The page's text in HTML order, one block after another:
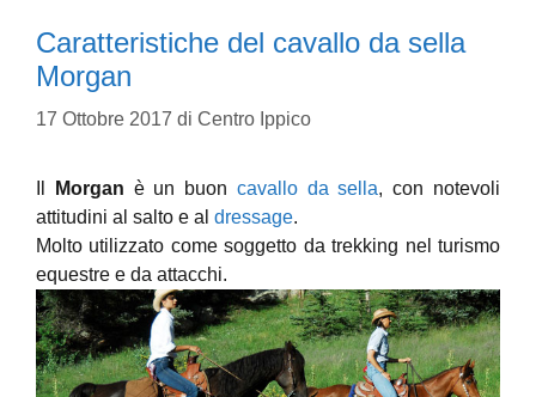
Caratteristiche del cavallo da sella
Morgan
17 Ottobre 2017 di Centro Ippico
Morgan è un buon cavallo da sella, con notevoli
attitudini al salto e al dressage.
Molto utilizzato come soggetto da trekking nel turismo
equestre e da attacchi.